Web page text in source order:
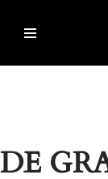
au
DE